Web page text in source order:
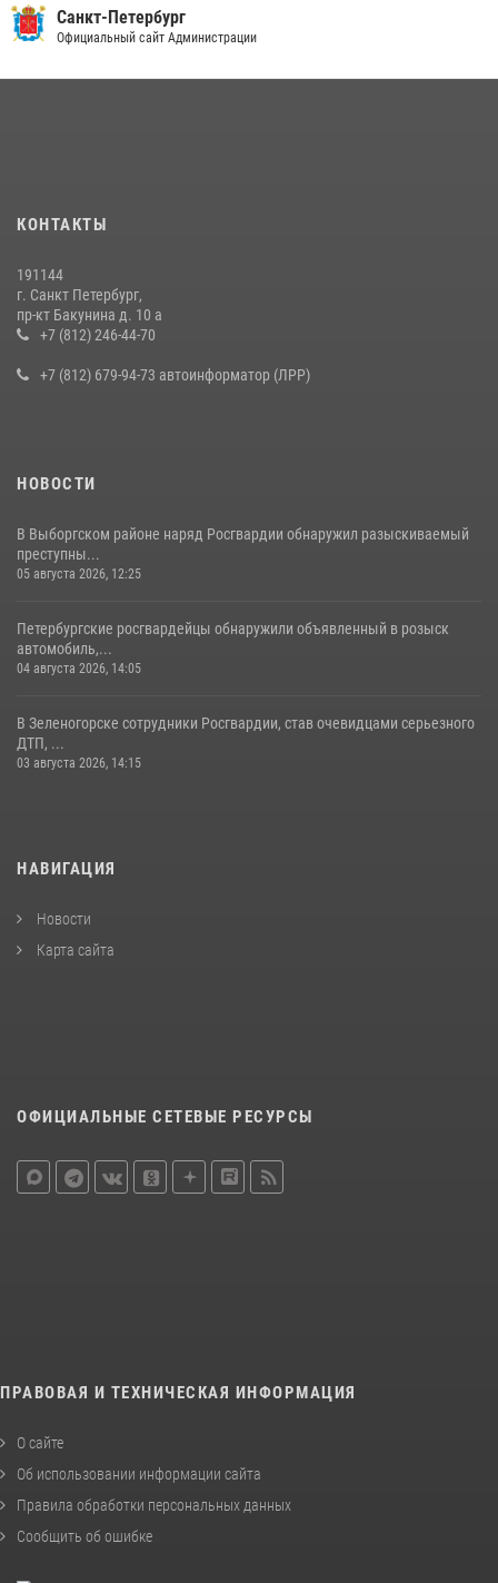
В Красногвардейском районе росгвардейцы задержали хулигана,
угрожавшего мужчине пневматическим пистолетом
на III Международном петербургском цифровом форуме
В Ленобласти сотрудники Росгвардии провели встречу с
воспитанниками детского клуба «Умные каникулы»
Санкт-Петербург
Официальный сайт Администрации
КОНТАКТЫ
191144
г. Санкт Петербург,
пр-кт Бакунина д. 10 а
+7 (812) 246-44-70
+7 (812) 679-94-73 автоинформатор (ЛРР)
НОВОСТИ
В Выборгском районе наряд Росгвардии обнаружил разыскиваемый
преступны...
05 августа 2026, 12:25
Петербургские росгвардейцы обнаружили объявленный в розыск
автомобиль,...
04 августа 2026, 14:05
В Зеленогорске сотрудники Росгвардии, став очевидцами серьезного
ДТП, ...
03 августа 2026, 14:15
НАВИГАЦИЯ
Новости
Карта сайта
ОФИЦИАЛЬНЫЕ СЕТЕВЫЕ РЕСУРСЫ
ПРАВОВАЯ И ТЕХНИЧЕСКАЯ ИНФОРМАЦИЯ
О сайте
Об использовании информации сайта
Правила обработки персональных данных
Сообщить об ошибке